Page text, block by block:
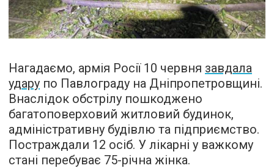
Нагадаємо, армія Росії 10 червня завдала
удару по Павлограду на Дніпропетровщині.
Внаслідок обстрілу пошкоджено
багатоповерховий житловий будинок,
адміністративну будівлю та підприємство.
Постраждали 12 осіб. У лікарні у важкому
стані перебуває 75-річна жінка.